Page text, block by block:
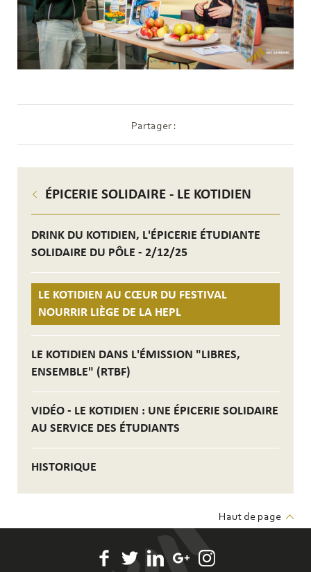
ÉPICERIE SOLIDAIRE - LE KOTIDIEN
DRINK DU KOTIDIEN, L'ÉPICERIE ÉTUDIANTE
SOLIDAIRE DU PÔLE - 2/12/25
LE KOTIDIEN AU CŒUR DU FESTIVAL
NOURRIR LIÈGE DE LA HEPL
LE KOTIDIEN DANS L'ÉMISSION "LIBRES,
ENSEMBLE" (RTBF)
VIDÉO - LE KOTIDIEN : UNE ÉPICERIE SOLIDAIRE
AU SERVICE DES ÉTUDIANTS
HISTORIQUE
Partager :
Haut de page